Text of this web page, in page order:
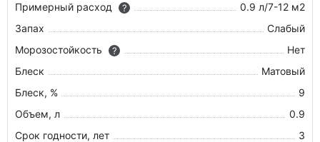
Примерный расход
?
0.9 л/7-12 м2
Запах
Слабый
Морозостойкость
?
Нет
Блеск
Матовый
Блеск, %
9
Объем, л
0.9
Срок годности, лет
3